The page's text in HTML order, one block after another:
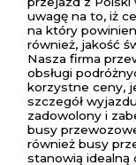
uwagę na to, iż
na który
również, jakość
Nasza firma
obsługi
korzystne ceny,
szczegół
zadowolony i
busy
również busy
stanowią idealną